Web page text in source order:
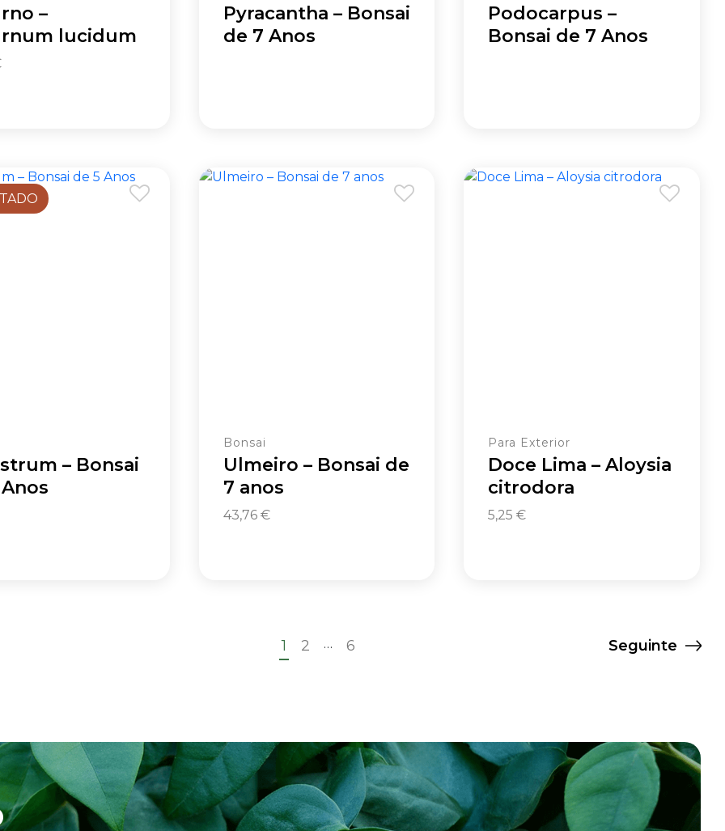
–
lucidum
Pyracantha – Bonsai
de 7 Anos
Podocarpus –
Bonsai de 7 Anos
– Bonsai
Bonsai
Ulmeiro – Bonsai de
7 anos
43,76 €
Para Exterior
Doce Lima – Aloysia
citrodora
5,25€
1 2 … 6 Seguinte